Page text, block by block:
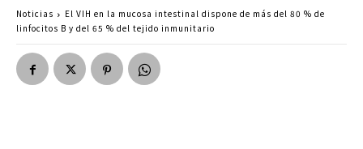
Noticias
El VIH en la mucosa intestinal dispone de más del 80 % de
linfocitos B y del 65 % del tejido inmunitario